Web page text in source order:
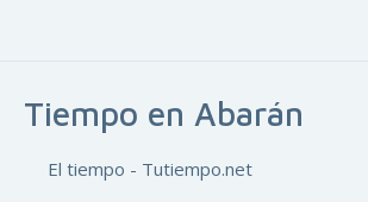
Tiempo en Abarán
El tiempo - Tutiempo.net